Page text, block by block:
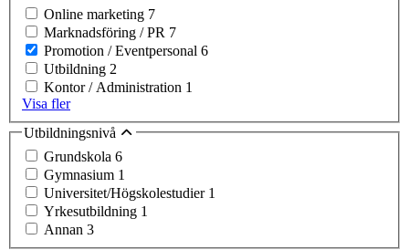
Online marketing 7
Marknadsföring / PR 7
Promotion / Eventpersonal 6
Utbildning 2
Kontor / Administration 1
Visa fler
Utbildningsnivå
Grundskola 6
Gymnasium 1
Universitet/Högskolestudier 1
Yrkesutbildning 1
Annan 3